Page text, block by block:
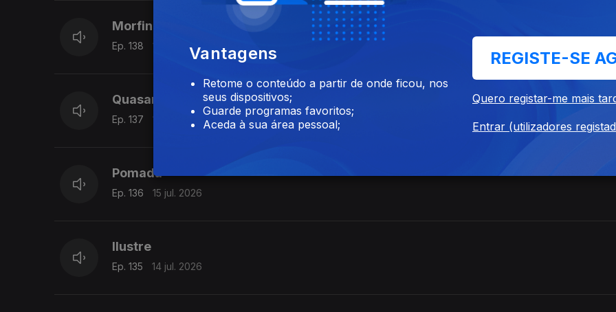
Morfina
Ep. 138 17 jul. 2026
Quasar
Ep. 137 16 jul. 2026
Pomada
Ep. 136 15 jul. 2026
Ilustre
Ep. 135 14 jul. 2026
Vantagens
Retome o conteúdo a partir de onde ficou, nos
seus dispositivos;
Guarde programas favoritos;
Aceda à sua área pessoal;
REGISTE-SE
Quero registar-me mais
Entrar (utilizadores